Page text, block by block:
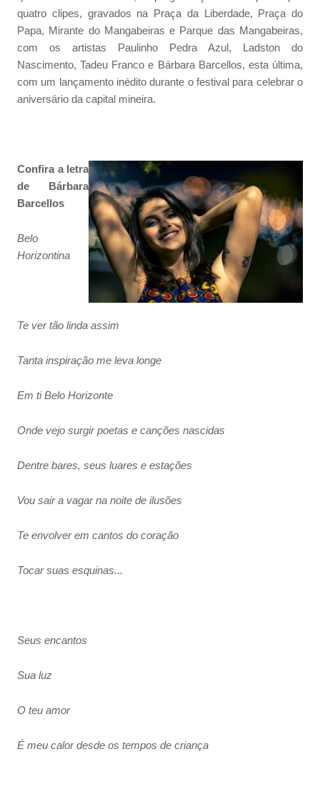
quatro clipes, gravados na Praça da Liberdade, Praça do
Papa, Mirante do Mangabeiras e Parque das Mangabeiras,
com os artistas Paulinho Pedra Azul, Ladston do
Nascimento, Tadeu Franco e Bárbara Barcellos, esta última,
com um lançamento inédito durante o festival para celebrar o
aniversário da capital mineira.
Confira a letra
de Bárbara
Barcellos
Belo
Horizontina
Te ver tão linda assim
Tanta inspiração me leva longe
Em ti Belo Horizonte
Onde vejo surgir poetas e canções nascidas
Dentre bares, seus luares e estações
Vou sair a vagar na noite de ilusões
Te envolver em cantos do coração
Tocar suas esquinas...
Seus encantos
Sua luz
O teu amor
É meu calor desde os tempos de criança